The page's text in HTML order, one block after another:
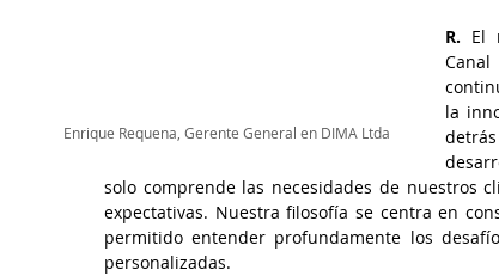
Enrique Requena, Gerente General en DIMA Ltda
R. El
Canal
la
solo comprende las necesidades de nuestros
expectativas. Nuestra filosofía se centra en
permitido entender profundamente los
personalizadas.